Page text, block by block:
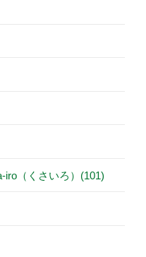
iro（くさいろ）(101)